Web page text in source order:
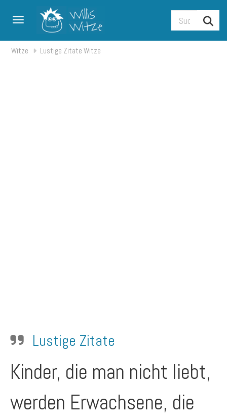
Toggle navigation
Witze Lustige Zitate Witze
Lustige Zitate
Kinder, die man nicht liebt,
werden Erwachsene, die